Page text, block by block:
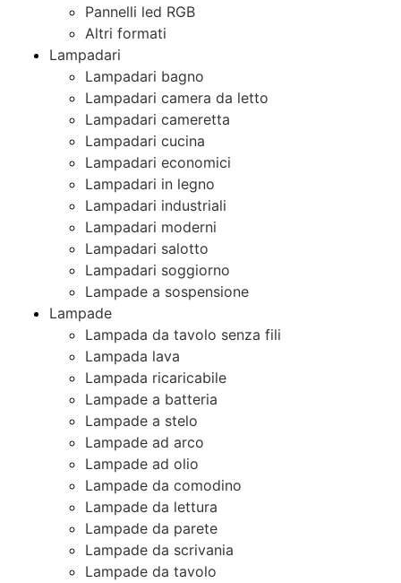
Pannelli led RGB
Altri formati
Lampadari
Lampadari bagno
Lampadari camera da letto
Lampadari cameretta
Lampadari cucina
Lampadari economici
Lampadari in legno
Lampadari industriali
Lampadari moderni
Lampadari salotto
Lampadari soggiorno
Lampade a sospensione
Lampade
Lampada da tavolo senza fili
Lampada lava
Lampada ricaricabile
Lampade a batteria
Lampade a stelo
Lampade ad arco
Lampade ad olio
Lampade da comodino
Lampade da lettura
Lampade da parete
Lampade da scrivania
Lampade da tavolo